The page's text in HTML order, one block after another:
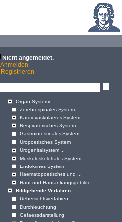
Nicht angemeldet.
Anmelden
Registrieren
Organ-Systeme
Zerebrospinales System
Kardiovaskulaeres System
Respiratorisches System
Gastrointestinales System
Uropoetisches System
Urogenitalsystem ...
Muskuloskelettales System
Endokrines System
Haematopoetisches und ...
Haut und Hautanhangsgebilde
Bildgebende Verfahren
Uebersichtsverfahren
Durchleuchtung
Gefaessdarstellung